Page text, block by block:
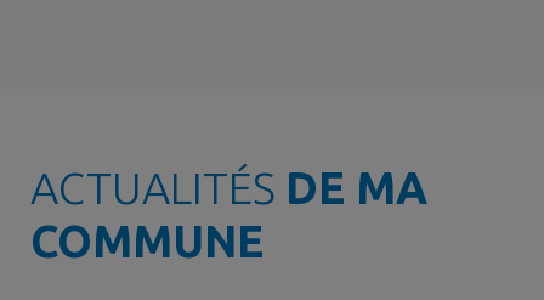
ACTUALITÉS DE MA
COMMUNE